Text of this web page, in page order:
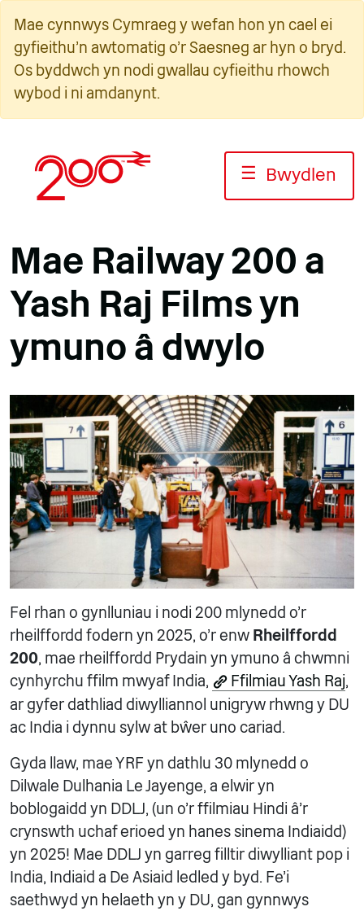
cynnwys
Mae cynnwys Cymraeg y wefan hon yn cael ei
gyfieithu'n awtomatig o'r Saesneg ar hyn o bryd.
Os byddwch yn nodi gwallau cyfieithu rhowch
wybod i ni amdanynt.
☰ Bwydlen
Mae Railway 200 a
Yash Raj Films yn
ymuno â dwylo
Fel rhan o gynlluniau i nodi 200 mlynedd o'r
rheilffordd fodern yn 2025, o'r enw Rheilffordd
200, mae rheilffordd Prydain yn ymuno â chwmni
cynhyrchu ffilm mwyaf India,
Ffilmiau Yash Raj,
ar gyfer dathliad diwylliannol unigryw rhwng y DU
ac India i dynnu sylw at bŵer uno cariad.
Gyda llaw, mae YRF yn dathlu 30 mlynedd o
Dilwale Dulhania Le Jayenge, a elwir yn
boblogaidd yn DDLJ, (un o’r ffilmiau Hindi â’r
crynswth uchaf erioed yn hanes sinema Indiaidd)
yn 2025! Mae DDLJ yn garreg filltir diwylliant pop i
India, Indiaid a De Asiaid ledled y byd. Fe’i
saethwyd yn helaeth yn y DU, gan gynnwys